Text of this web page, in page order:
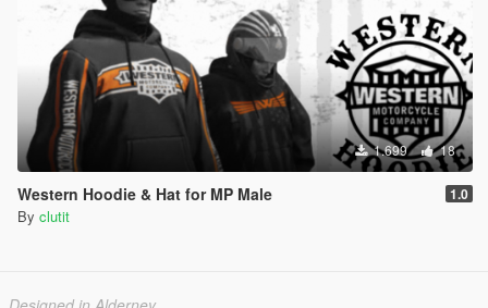
1.699 18
Western Hoodie & Hat for MP Male 1.0
By clutit